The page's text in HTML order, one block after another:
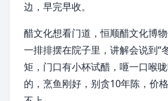
边，早完早收。
醋文化想看门道，恒顺醋文化博
一排排摆在院子里，讲解会说到“
矩，门口有小杯试醋，咂一口喉咙
的，烹鱼刚好，别贪10年陈，价